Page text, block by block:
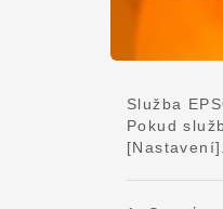
Služba
Pokud
[Nastavení].